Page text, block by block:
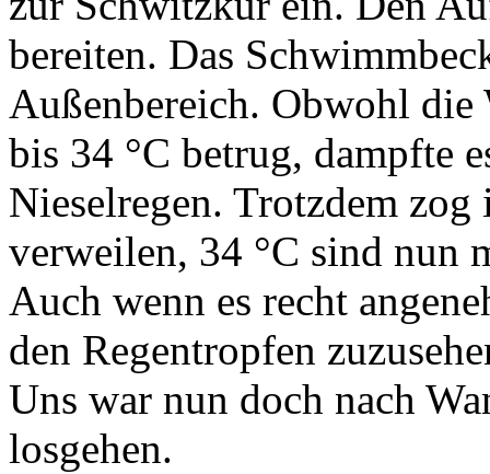
bereiten. Das
Außenbereich. Obwohl die
bis 34 °C betrug, dampfte
Nieselregen. Trotzdem
verweilen, 34 °C sind nun
Auch wenn es recht
den Regentropfen
Uns war nun doch nach
losgehen.